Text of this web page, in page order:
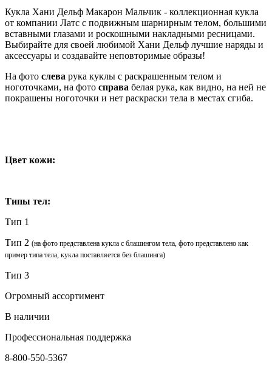
Кукла Хани Дельф Макарон Мальчик - коллекционная кукла
от компании Латс с подвижным шарнирным телом, большими
вставными глазами и роскошными накладными ресницами.
Выбирайте для своей любимой Хани Дельф лучшие наряды и
аксессуары и создавайте неповторимые образы!
На фото слева рука куклы с раскрашенным телом и
ноготочками, на фото справа белая рука, как видно, на ней не
покрашены ноготочки и нет раскраски тела в местах сгиба.
Цвет кожи:
Типы тел:
Тип 1
Тип 2 (на фото представлена кукла с блашингом тела, фото представлено как
пример типа тела, кукла поставляется без блашинга)
Тип 3
Огромный ассортимент
В наличии
Профессиональная поддержка
8-800-550-5367